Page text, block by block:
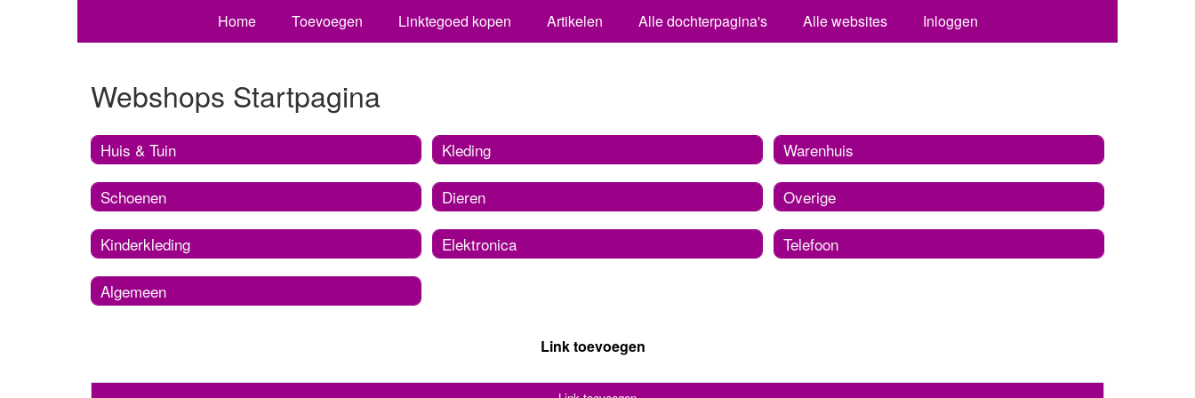
Home Toevoegen Linktegoed kopen Artikelen Alle dochterpagina's Alle websites Inloggen
Webshops Startpagina
Huis & Tuin
Schoenen
Kinderkleding
Algemeen
Kleding
Dieren
Elektronica
Warenhuis
Overige
Telefoon
Link toevoegen